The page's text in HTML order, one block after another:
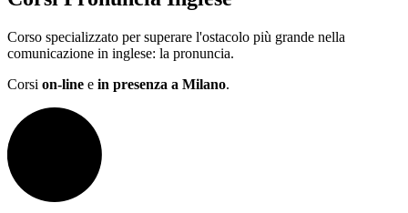
Corso specializzato per superare l'ostacolo più grande nella
comunicazione in inglese: la pronuncia.
Corsi on-line e in presenza a Milano.